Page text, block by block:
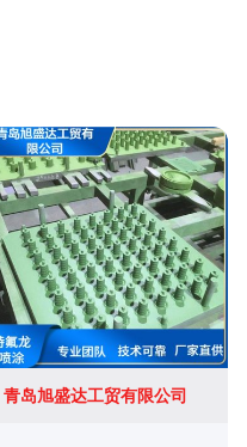
青岛旭盛达工贸有限公司